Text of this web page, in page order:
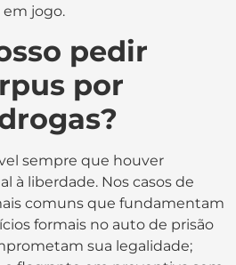
em jogo.
pedir
por
sempre que houver
à liberdade. Nos casos de
comuns que fundamentam
formais no auto de prisão
sua legalidade;